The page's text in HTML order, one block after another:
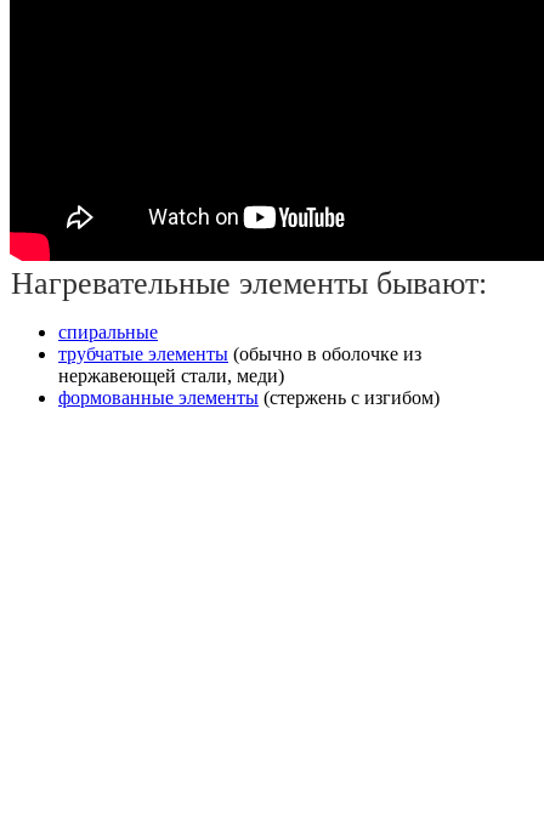
Нагревательные элементы бывают:
спиральные
трубчатые элементы (обычно в оболочке из
нержавеющей стали, меди)
формованные элементы (стержень с изгибом)